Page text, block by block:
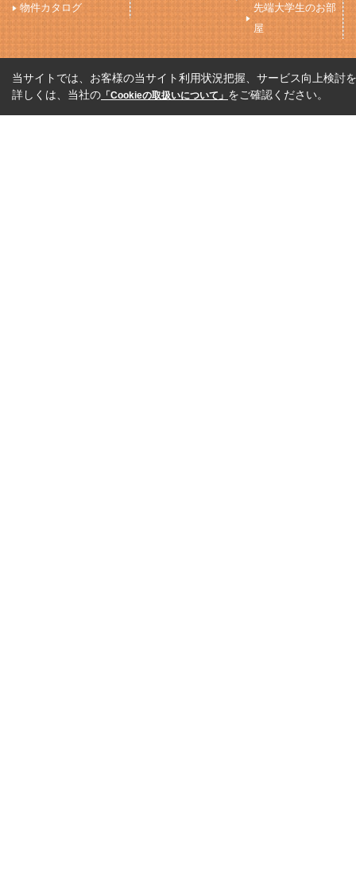
物件カタログ
先端大学生のお部
屋
当サイトでは、お客様の当サイト利用状況把握、サービス向上検討
詳しくは、当社の 「Cookieの取扱いについて」 をご確認ください。